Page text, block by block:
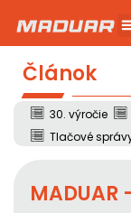
Článok
30. výročie
Tlačové
MADUAR